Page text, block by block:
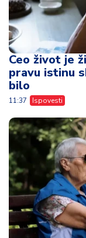
Ceo život je
pravu istinu
bilo
11:37 Ispovesti